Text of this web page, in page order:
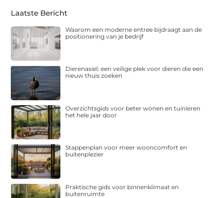
Laatste Bericht
Waarom een moderne entree bijdraagt aan de
positionering van je bedrijf
Dierenasiel: een veilige plek voor dieren die een
nieuw thuis zoeken
Overzichtsgids voor beter wonen en tuinieren
het hele jaar door
Stappenplan voor meer wooncomfort en
buitenplezier
Praktische gids voor binnenklimaat en
buitenruimte